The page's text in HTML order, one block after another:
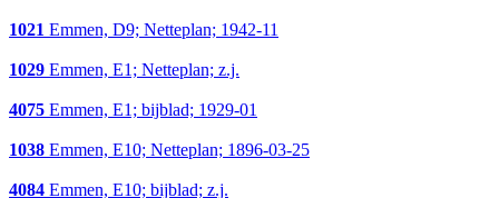
1021 Emmen, D9; Netteplan; 1942-11
1029 Emmen, E1; Netteplan; z.j.
4075 Emmen, E1; bijblad; 1929-01
1038 Emmen, E10; Netteplan; 1896-03-25
4084 Emmen, E10; bijblad; z.j.